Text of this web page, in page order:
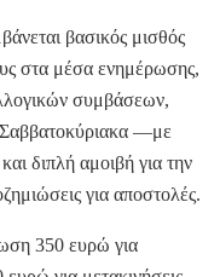
βασικός μισθός
στα μέσα ενημέρωσης,
συμβάσεων,
—με
διπλή αμοιβή για την
για αποστολές.
350 ευρώ για